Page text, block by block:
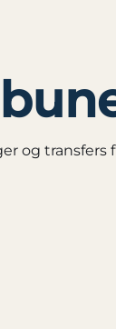
og transfers